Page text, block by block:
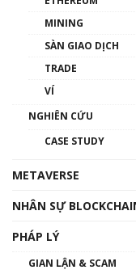
thống
gió ấm
MINING
SÀN GIAO DỊCH
TRADE
VÍ
NGHIÊN CỨU
CASE STUDY
METAVERSE
NHÂN SỰ
PHÁP LÝ
GIAN LẬN & SCAM